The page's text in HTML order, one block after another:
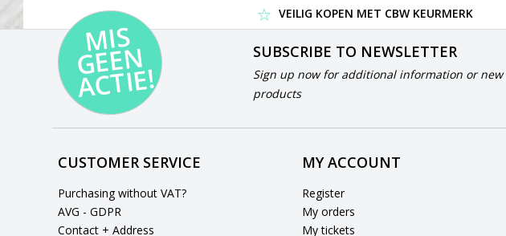
VEILIG KOPEN MET CBW KEURMERK
MI
S
G
E
E
N
A
C
TI
E!
SUBSCRIBE TO NEWSLETTER
Sign up now for additional information or new
products
CUSTOMER SERVICE
Purchasing without VAT?
AVG - GDPR
Contact + Address
MY ACCOUNT
Register
My orders
My tickets